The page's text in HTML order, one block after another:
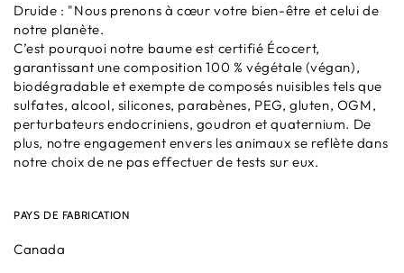
Druide : "Nous prenons à cœur votre bien-être et celui de
notre planète.
C’est pourquoi notre baume est certifié Écocert,
garantissant une composition 100 % végétale (végan),
biodégradable et exempte de composés nuisibles tels que
sulfates, alcool, silicones, parabènes, PEG, gluten, OGM,
perturbateurs endocriniens, goudron et quaternium. De
plus, notre engagement envers les animaux se reflète dans
notre choix de ne pas effectuer de tests sur eux.
PAYS DE FABRICATION
Canada